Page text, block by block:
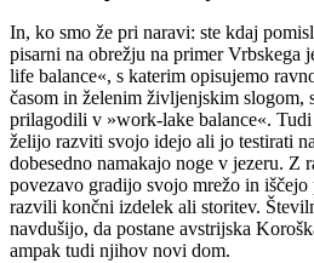
In, ko smo že pri naravi: ste kdaj
pisarni na obrežju na primer Vrbskega
life balance«, s katerim opisujemo
časom in želenim življenjskim slogom,
prilagodili v »work-lake balance«.
želijo razviti svojo idejo ali jo testirati
dobesedno namakajo noge v jezeru. Z
povezavo gradijo svojo mrežo in iščejo
razvili končni izdelek ali storitev.
navdušijo, da postane avstrijska
ampak tudi njihov novi dom.